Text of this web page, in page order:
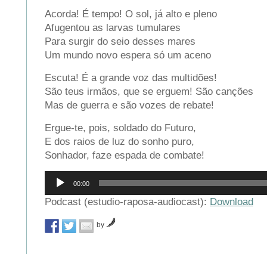
Acorda! É tempo! O sol, já alto e pleno
Afugentou as larvas tumulares
Para surgir do seio desses mares
Um mundo novo espera só um aceno
Escuta! É a grande voz das multidões!
São teus irmãos, que se erguem! São canções
Mas de guerra e são vozes de rebate!
Ergue-te, pois, soldado do Futuro,
E dos raios de luz do sonho puro,
Sonhador, faze espada de combate!
Reprodutor
áudio
00:00
Podcast (estudio-raposa-audiocast): Download
by